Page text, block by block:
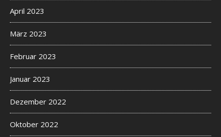
April 2023
März 2023
Februar 2023
Januar 2023
Dezember 2022
Oktober 2022